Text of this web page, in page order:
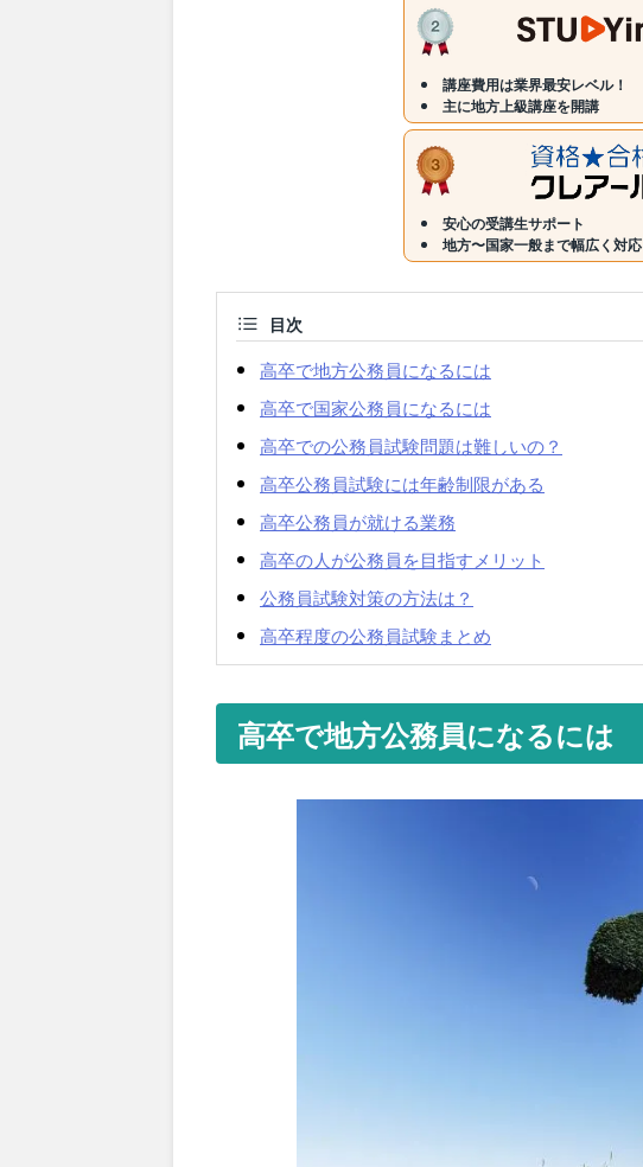
講座費用は業界最安レベル！
主に地方上級講座を開講
安心の受講生サポート
地方〜国家一般まで幅広く対応
目次
高卒で地方公務員になるには
高卒で国家公務員になるには
高卒での公務員試験問題は難しいの？
高卒公務員試験には年齢制限がある
高卒公務員が就ける業務
高卒の人が公務員を目指すメリット
公務員試験対策の方法は？
高卒程度の公務員試験まとめ
高卒で地方公務員になるには